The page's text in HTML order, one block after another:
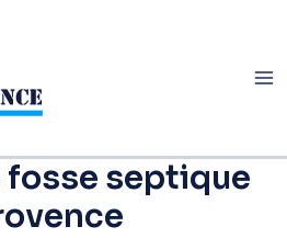
fosse septique